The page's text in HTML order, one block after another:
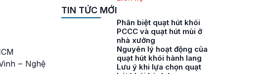
– Nghệ
TIN TỨC MỚI
Phân biệt quạt hút khói
PCCC và quạt hút mùi ở
nhà xưởng
Nguyên lý hoạt động của
quạt hút khói hành lang
Lưu ý khi lựa chọn quạt